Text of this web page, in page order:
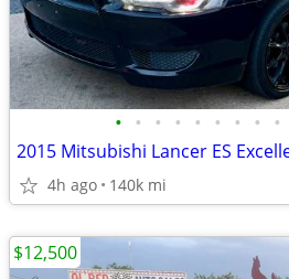
• • • • • • • • •
4h ago 140k mi
$12,500